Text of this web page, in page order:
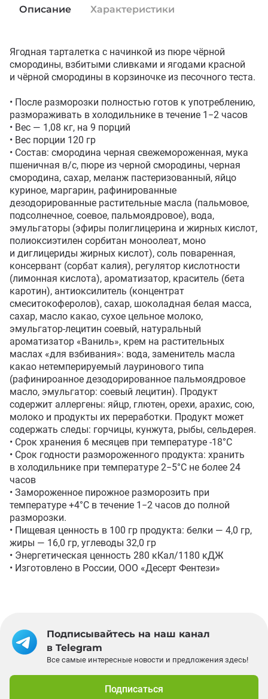
Описание Характеристики
Ягодная тарталетка с начинкой из пюре чёрной
смородины, взбитыми сливками и ягодами красной
и чёрной смородины в корзиночке из песочного теста.
• После разморозки полностью готов к употреблению,
размораживать в холодильнике в течение 1−2 часов
• Вес — 1,08 кг, на 9 порций
• Вес порции 120 гр
• Состав: смородина черная свежемороженная, мука
пшеничная в/с, пюре из черной смородины, черная
смородина, сахар, меланж пастеризованный, яйцо
куриное, маргарин, рафинированные
дезодорированные растительные масла (пальмовое,
подсолнечное, соевое, пальмоядровое), вода,
эмульгаторы (эфиры полиглицерина и жирных кислот,
полиоксиэтилен сорбитан моноолеат, моно
и диглицериды жирных кислот), соль поваренная,
консервант (сорбат калия), регулятор кислотности
(лимонная кислота), ароматизатор, краситель (бета
каротин), антиоксилитель (концентрат
смеситокоферолов), сахар, шоколадная белая масса,
сахар, масло какао, сухое цельное молоко,
эмульгатор-лецитин соевый, натуральный
ароматизатор «Ваниль», крем на растительных
маслах «для взбивания»: вода, заменитель масла
какао нетемперируемый лауринового типа
(рафинироанное дезодорированное пальмоядровое
масло, эмульгатор: соевый лецитин). Продукт
содержит аллергены: яйцр, глютен, орехи, арахис, сою,
молоко и продукты их переработки. Продукт может
содержать следы: горчицы, кунжута, рыбы, сельдерея.
• Срок хранения 6 месяцев при температуре -18°С
• Срок годности размороженного продукта: хранить
в холодильнике при температуре 2−5°С не более 24
часов
• Замороженное пирожное разморозить при
температуре +4°С в течение 1−2 часов до полной
разморозки.
• Пищевая ценность в 100 гр продукта: белки — 4,0 гр,
жиры — 16,0 гр, углеводы 32,0 гр
• Энергетическая ценность 280 кКал/1180 кДЖ
• Изготовлено в России, ООО «Десерт Фентези»
Подписывайтесь на наш канал
в Telegram
Все самые интересные новости и предложения здесь!
Подписаться